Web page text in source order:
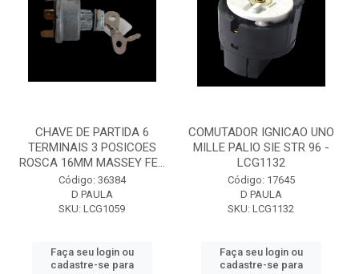
CHAVE DE PARTIDA 6
TERMINAIS 3 POSICOES
ROSCA 16MM MASSEY FE...
Código: 36384
D PAULA
SKU: LCG1059
Faça seu login ou
cadastre-se para
COMUTADOR IGNICAO UNO
MILLE PALIO SIE STR 96 -
LCG1132
Código: 17645
D PAULA
SKU: LCG1132
Faça seu login ou
cadastre-se para